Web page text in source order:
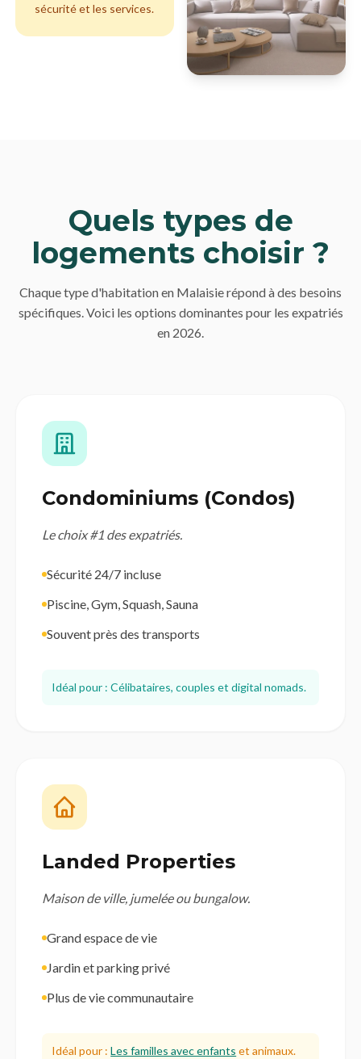
sécurité et les services.
Quels types de
logements choisir ?
Chaque type d'habitation en Malaisie répond à des besoins
spécifiques. Voici les options dominantes pour les expatriés
en 2026.
Condominiums (Condos)
Le choix #1 des expatriés.
Sécurité 24/7 incluse
Piscine, Gym, Squash, Sauna
Souvent près des transports
Idéal pour : Célibataires, couples et digital nomads.
Landed Properties
Maison de ville, jumelée ou bungalow.
Grand espace de vie
Jardin et parking privé
Plus de vie communautaire
Idéal pour :Les familles avec enfants et animaux.